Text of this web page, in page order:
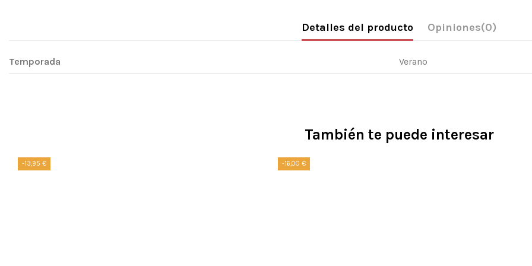
Detalles del producto Opiniones(0)
Temporada Verano
También te puede interesar
-13,95 € -16,00 €